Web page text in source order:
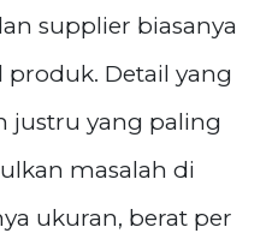
supplier biasanya
Detail yang
justru yang paling
masalah di
ukuran, berat per